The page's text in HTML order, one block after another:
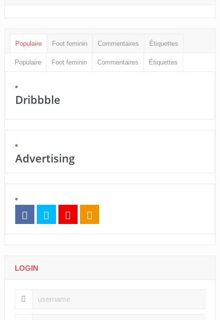
Populaire Foot feminin Commentaires Étiquettes
Populaire Foot feminin Commentaires Étiquettes
Dribbble
Advertising
LOGIN